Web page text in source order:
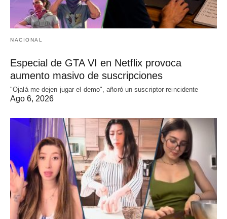
NACIONAL
Especial de GTA VI en Netflix provoca
aumento masivo de suscripciones
"Ojalá me dejen jugar el demo", añoró un suscriptor reincidente
Ago 6, 2026